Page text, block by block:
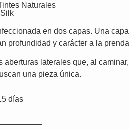
Naturales
en dos capas. Una
profundidad y carácter a la
aberturas laterales que, al
una pieza única.
días